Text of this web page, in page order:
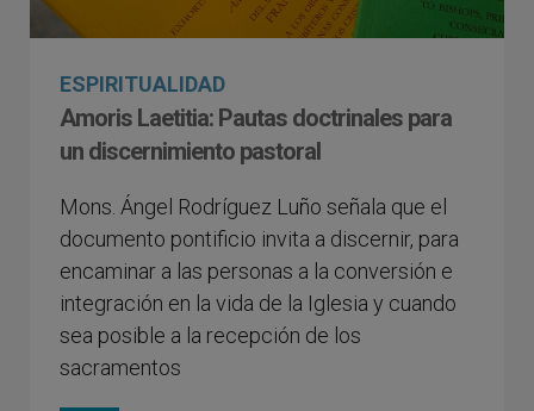
ESPIRITUALIDAD
Amoris Laetitia: Pautas doctrinales para
un discernimiento pastoral
Mons. Ángel Rodríguez Luño señala que el
documento pontificio invita a discernir, para
encaminar a las personas a la conversión e
integración en la vida de la Iglesia y cuando
sea posible a la recepción de los
sacramentos